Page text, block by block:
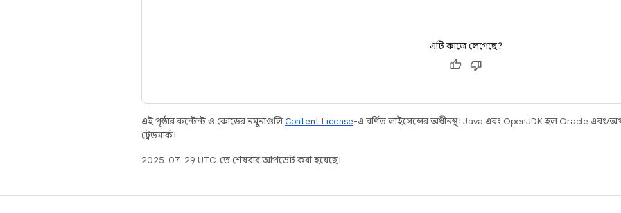
এটি কাজে লেগেছে?
এই পৃষ্ঠার কন্টেন্ট ও কোডের নমুনাগুলিContent License-এ বর্ণিত লাইসেন্সের অধীনস্থ। Java এবং OpenJDK হল Oracle এবং/
ট্রেডমার্ক।
2025-07-29 UTC-তে শেষবার আপডেট করা হয়েছে।